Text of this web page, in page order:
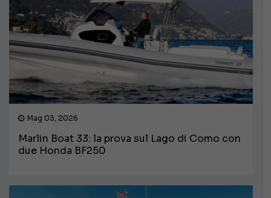
Mag 03, 2026
Marlin Boat 33: la prova sul Lago di Como con
due Honda BF250